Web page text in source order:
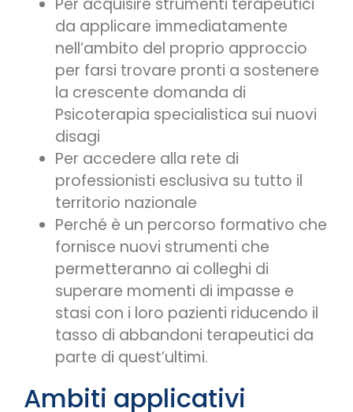
da applicare immediatamente
nell’ambito del proprio approccio
per farsi trovare pronti a sostenere
la crescente domanda di
Psicoterapia specialistica sui nuovi
disagi
Per accedere alla rete di
professionisti esclusiva su tutto il
territorio nazionale
Perché è un percorso formativo che
fornisce nuovi strumenti che
permetteranno ai colleghi di
superare momenti di impasse e
stasi con i loro pazienti riducendo il
tasso di abbandoni terapeutici da
parte di quest’ultimi.
Ambiti applicativi